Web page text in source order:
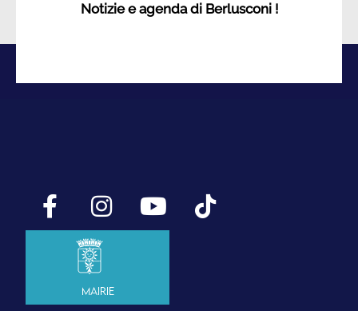
Notizie e agenda di Berlusconi !
Mairie